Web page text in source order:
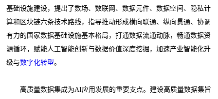
基础设施建设，提出了数场、数联网、数据元件、数据空间、隐私计
算和区块链六条技术路线，指导推动形成横向联通、纵向贯通、协调
有力的国家数据基础设施基本格局，打通数据流通动脉，畅通数据资
源循环，赋能人工智能创新与数据价值深度挖掘，加速产业智能化升
级与数字化转型。
高质量数据集成为AI应用发展的重要支点。建设高质量数据集旨